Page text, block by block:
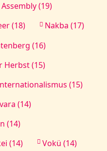
(19)
(18)
Nakba (17)
(16)
Herbst (15)
(15)
(14)
(14)
(14)
Vokü (14)